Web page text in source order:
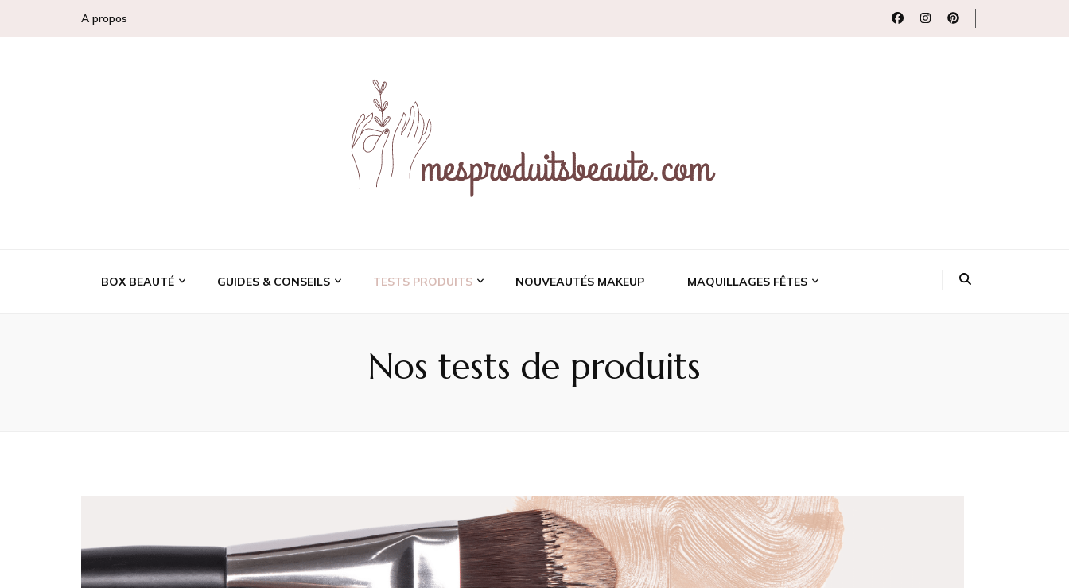
A propos
BOX BEAUTÉ GUIDES & CONSEILS TESTS PRODUITS NOUVEAUTÉS MAKEUP MAQUILLAGES FÊTES
Nos tests de produits